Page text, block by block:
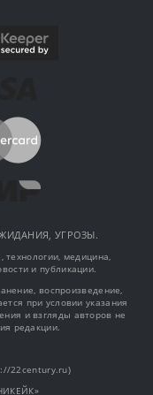
УГРОЗЫ.
технологии, медицина,
и публикации.
воспроизведение,
при условии указания
и взгляды авторов не
редакции.
22century.ru)